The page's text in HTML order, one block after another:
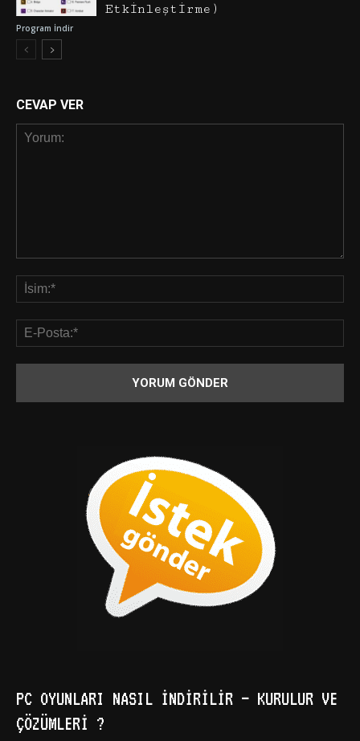
Program İndir
Etkinleştirme)
CEVAP VER
PC OYUNLARI NASIL İNDIRILIR – KURULUR VE
ÇÖZÜMLERI ?